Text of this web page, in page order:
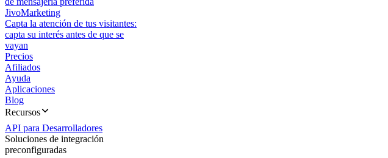
JivoMarketing
Capta la atención de tus visitantes:
capta su interés antes de que se
vayan
Precios
Afiliados
Ayuda
Aplicaciones
Blog
Recursos
API para Desarrolladores
Soluciones de integración
preconfiguradas